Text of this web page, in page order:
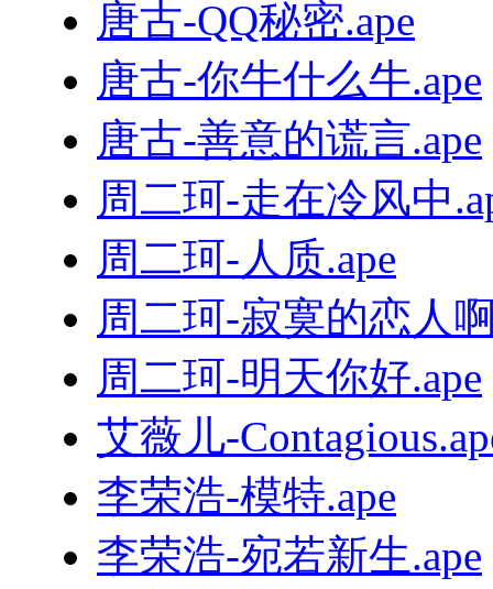
唐古-QQ秘密.ape
唐古-你牛什么牛.ape
唐古-善意的谎言.ape
周二珂-走在冷风中
周二珂-人质.ape
周二珂-寂寞的恋人
周二珂-明天你好.ape
艾薇儿-
李荣浩-模特.ape
李荣浩-宛若新生.ape